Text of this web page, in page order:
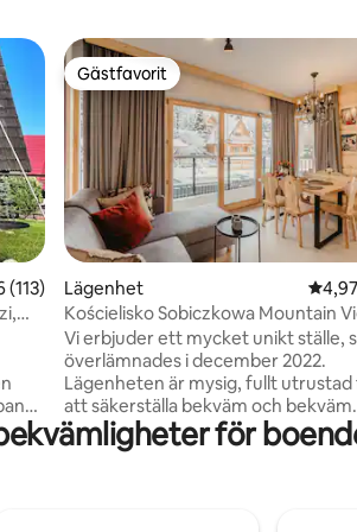
5 i genomsnittligt betyg, 113 omdömen
(113)
Gästfavorit
Gästfavorit
Lägenhet 4,97
Kościelisko Sobiczkowa
Vi erbjuder ett mycket unikt ställe,
överlämnades i december 2022.
Lägenheten är mysig, fullt
att säkerställa bekväm och bekväm
vistelse, i ett lugnt område. Vi har sett till
att allt i lägenheten är av god
för